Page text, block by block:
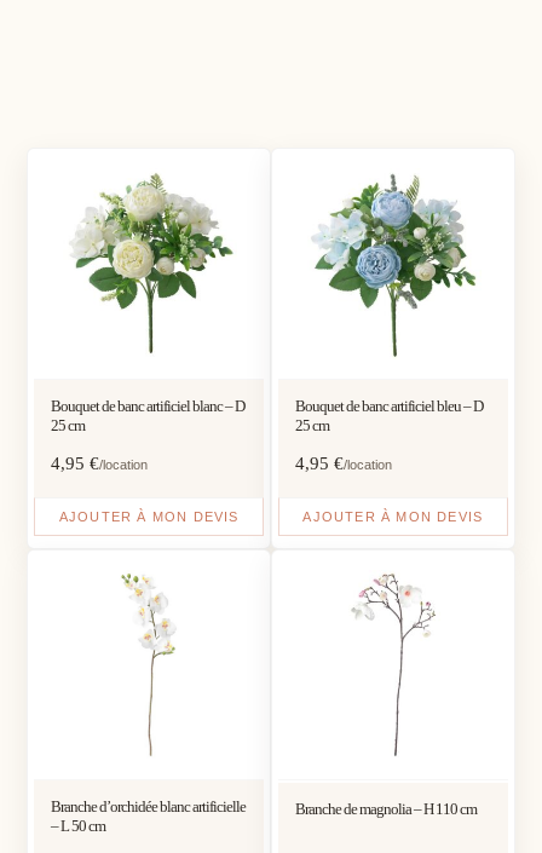
Bouquet de banc artificiel blanc – D
25 cm
4,95€/location
AJOUTER À MON DEVIS
Bouquet de banc artificiel bleu – D
25 cm
4,95 €/location
AJOUTER À MON DEVIS
Branche d’orchidée blanc artificielle
– L 50 cm
Branche de magnolia – H 110 cm